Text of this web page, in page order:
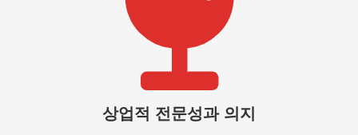
상업적 전문성과 의지